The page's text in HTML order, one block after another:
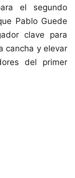
el segundo
Pablo Guede
clave para
cancha y elevar
del primer